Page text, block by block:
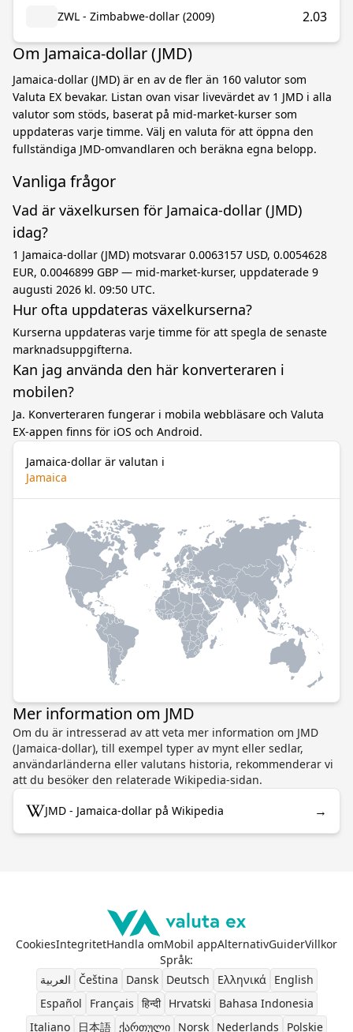
ZWL - Zimbabwe-dollar (2009) 2.03
Om Jamaica-dollar (JMD)
Jamaica-dollar (JMD) är en av de fler än 160 valutor som
Valuta EX bevakar. Listan ovan visar livevärdet av 1 JMD i alla
valutor som stöds, baserat på mid-market-kurser som
uppdateras varje timme. Välj en valuta för att öppna den
fullständiga JMD-omvandlaren och beräkna egna belopp.
Vanliga frågor
Vad är växelkursen för Jamaica-dollar (JMD)
idag?
1 Jamaica-dollar (JMD) motsvarar 0.0063157 USD, 0.0054628
EUR, 0.0046899 GBP — mid-market-kurser, uppdaterade 9
augusti 2026 kl. 09:50 UTC.
Hur ofta uppdateras växelkurserna?
Kurserna uppdateras varje timme för att spegla de senaste
marknadsuppgifterna.
Kan jag använda den här konverteraren i
mobilen?
Ja. Konverteraren fungerar i mobila webbläsare och Valuta
EX-appen finns för iOS och Android.
Jamaica-dollar är valutan i
Jamaica
Mer information om JMD
Om du är intresserad av att veta mer information om JMD
(Jamaica-dollar), till exempel typer av mynt eller sedlar,
användarländerna eller valutans historia, rekommenderar vi
att du besöker den relaterade Wikipedia-sidan.
JMD - Jamaica-dollar på Wikipedia →
CookiesIntegritetHandla omMobil appAlternativGuiderVillkor
Språk:
العربية
Čeština Dansk Deutsch Ελληνικά
English
Español
Français हिन्दी Hrvatski
Bahasa Indonesia
Italiano
日本語 ქართული Norsk Nederlands Polskie